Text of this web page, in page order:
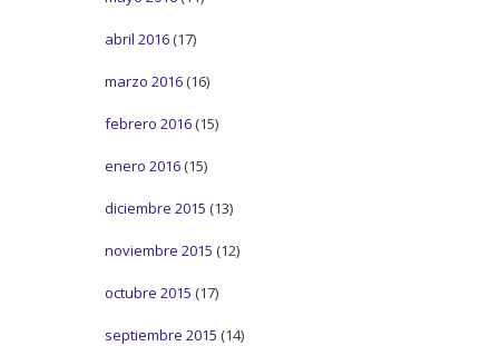
abril 2016 (17)
marzo 2016 (16)
febrero 2016 (15)
enero 2016 (15)
diciembre 2015 (13)
noviembre 2015 (12)
octubre 2015 (17)
septiembre 2015 (14)